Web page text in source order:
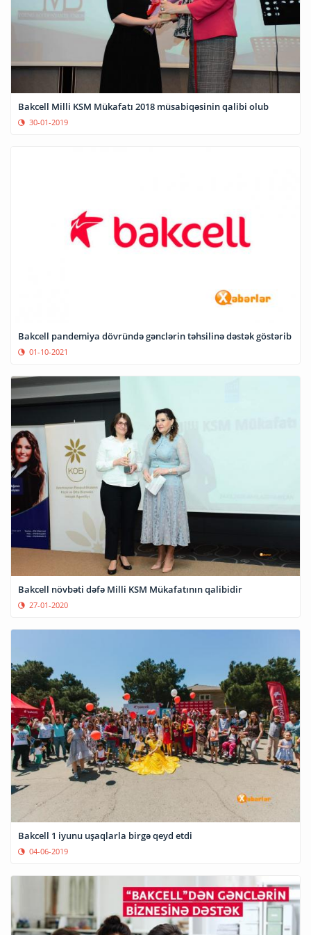
Bakcell Milli KSM Mükafatı 2018 müsabiqəsinin qalibi olub
30-01-2019
Bakcell pandemiya dövründə gənclərin təhsilinə dəstək göstərib
01-10-2021
Bakcell növbəti dəfə Milli KSM Mükafatının qalibidir
27-01-2020
Bakcell 1 iyunu uşaqlarla birgə qeyd etdi
04-06-2019